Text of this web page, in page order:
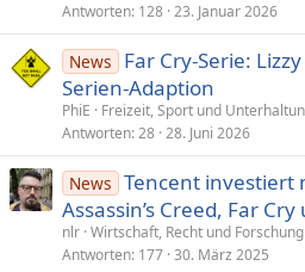
Antworten 128 23. Januar 2026
News
Far Cry-Serie:
Serien-Adaption
PhiE
Freizeit, Sport und
Antworten 28 28. Juni 2026
News Tencent investiert
Assassin’s Creed, Far
nlr Wirtschaft, Recht und Forschung
Antworten 177 30. März 2025